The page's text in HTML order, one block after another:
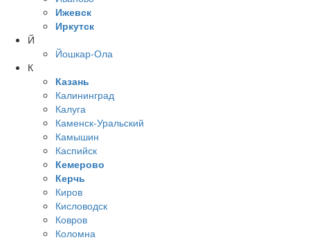
Ижевск
Иркутск
Й
Йошкар-Ола
К
Казань
Калининград
Калуга
Каменск-Уральский
Камышин
Каспийск
Кемерово
Керчь
Киров
Кисловодск
Ковров
Коломна